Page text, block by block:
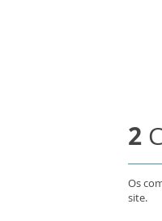
2
Os
site.